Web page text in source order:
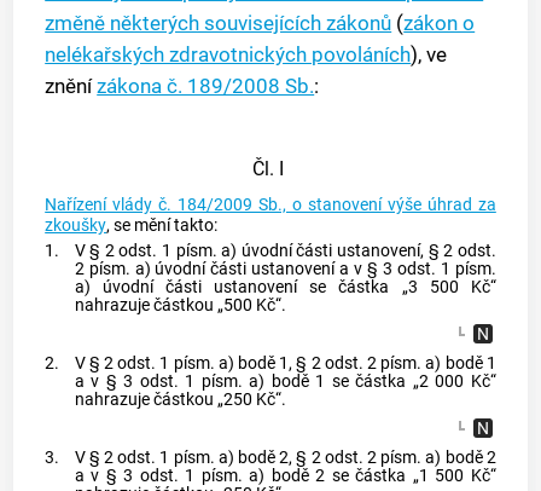
změně některých souvisejících zákonů (zákon o
nelékařských zdravotnických povoláních), ve
zněnízákona č. 189/2008 Sb.:
Čl. I
Nařízení vlády č. 184/2009 Sb., o stanovení výše úhrad za
zkoušky, se mění takto:
1.
V § 2 odst. 1 písm. a) úvodní části ustanovení, § 2 odst.
2 písm. a) úvodní části ustanovení a v § 3 odst. 1 písm.
a) úvodní části ustanovení se částka „3 500 Kč“
nahrazuje částkou „500 Kč“.
2.
V § 2 odst. 1 písm. a) bodě 1, § 2 odst. 2 písm. a) bodě 1
a v § 3 odst. 1 písm. a) bodě 1 se částka „2 000 Kč“
nahrazuje částkou „250 Kč“.
3.
V § 2 odst. 1 písm. a) bodě 2, § 2 odst. 2 písm. a) bodě 2
a v § 3 odst. 1 písm. a) bodě 2 se částka „1 500 Kč“